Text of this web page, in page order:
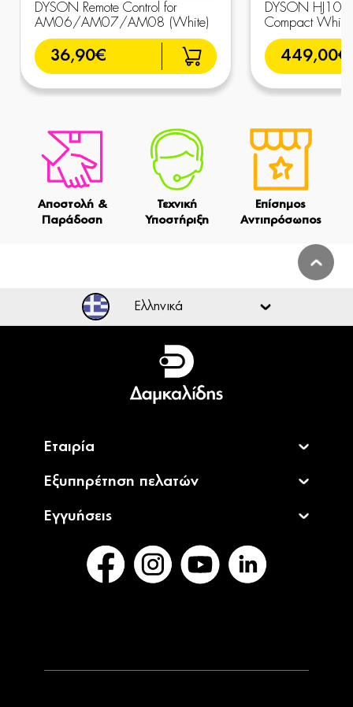
DYSON Remote Control for
AM06/AM07/AM08 (White)
36,90€
DYSON HJ10
Compact
449,00€
Αποστολή &
Παράδοση
Τεχνική
Υποστήριξη
Επίσημος
Αντιπρόσωπος
Ελληνικά
Ελληνικά
English
Εταιρία
Εξυπηρέτηση πελατών
Εγγυήσεις